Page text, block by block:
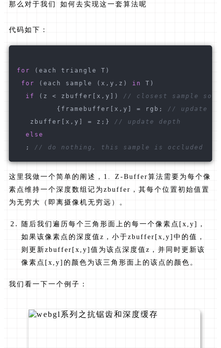
那么对于我们 如何去实现这一套算法呢
代码如下：
for
(each triangle T)
for
(each sample (x,y,z) in
T)
if
(z < zbuffer[x,y]) // closest sample so
{framebuffer[x,y] = rgb; // update
zbuffer[x,y] = z;} // update depth
else
; // do nothing, this sample is occluded
这里我做一个简单的阐述，1. Z-Buffer算法需要为每个像
素点维持一个深度数组记为zbuffer，其每个位置初始值置
为无穷大（即离摄像机无穷远）。
随后我们遍历每个三角形面上的每一个像素点[x,y]，
如果该像素点的深度值z，小于zbuffer[x,y]中的值，
则更新zbuffer[x,y]值为该点深度值z，并同时更新该
像素点[x,y]的颜色为该三角形面上的该点的颜色。
我们看一下一个例子：